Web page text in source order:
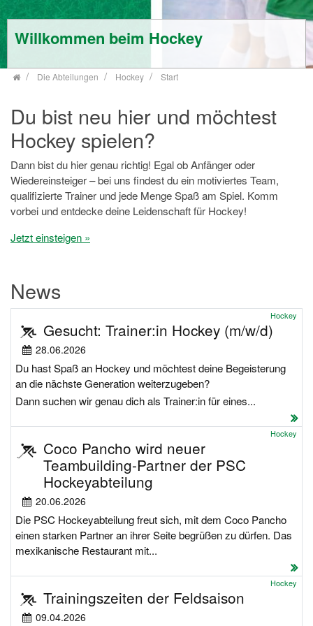
Willkommen beim Hockey
Die Abteilungen Hockey Start
Du bist neu hier und möchtest
Hockey spielen?
Dann bist du hier genau richtig! Egal ob Anfänger oder
Wiedereinsteiger – bei uns findest du ein motiviertes Team,
qualifizierte Trainer und jede Menge Spaß am Spiel. Komm
vorbei und entdecke deine Leidenschaft für Hockey!
Jetzt einsteigen »
News
Hockey
Gesucht: Trainer:in Hockey (m/w/d)
28.06.2026
Du hast Spaß an Hockey und möchtest deine Begeisterung
an die nächste Generation weiterzugeben?
Dann suchen wir genau dich als Trainer:in für eines...
Hockey
Coco Pancho wird neuer
Teambuilding-Partner der PSC
Hockeyabteilung
20.06.2026
Die PSC Hockeyabteilung freut sich, mit dem Coco Pancho
einen starken Partner an ihrer Seite begrüßen zu dürfen. Das
mexikanische Restaurant mit...
Hockey
Trainingszeiten der Feldsaison
09.04.2026